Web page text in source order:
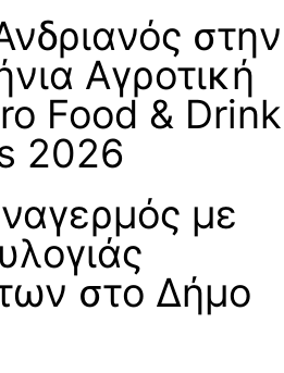
στην
Αγροτική
Food & Drink
2026
με
στο Δήμο